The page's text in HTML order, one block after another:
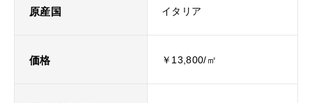
原産国 イタリア
価格 ￥13,800/㎡